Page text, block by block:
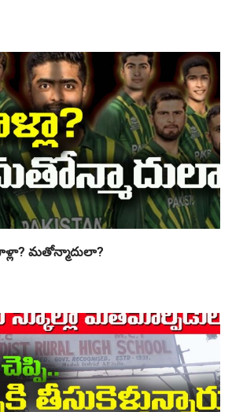
మతోన్మాదులా?